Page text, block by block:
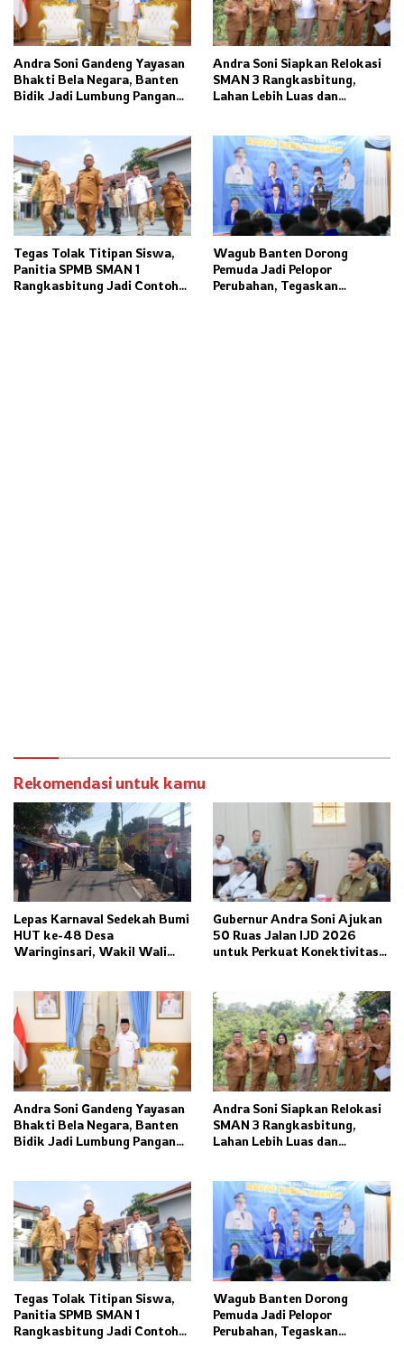
Andra Soni Gandeng Yayasan
Bhakti Bela Negara, Banten
Bidik Jadi Lumbung Pangan
Andra Soni Siapkan Relokasi
SMAN 3 Rangkasbitung,
Lahan Lebih Luas dan
Tegas Tolak Titipan Siswa,
Panitia SPMB SMAN 1
Rangkasbitung Jadi Contoh
Wagub Banten Dorong
Pemuda Jadi Pelopor
Perubahan, Tegaskan
Rekomendasi untuk kamu
Lepas Karnaval Sedekah Bumi
HUT ke-48 Desa
Waringinsari, Wakil Wali
Pelestarian Budaya
Gubernur Andra Soni Ajukan
50 Ruas Jalan IJD 2026
untuk Perkuat Konektivitas
Andra Soni Gandeng Yayasan
Bhakti Bela Negara, Banten
Bidik Jadi Lumbung Pangan
Andra Soni Siapkan Relokasi
SMAN 3 Rangkasbitung,
Lahan Lebih Luas dan
Tegas Tolak Titipan Siswa,
Panitia SPMB SMAN 1
Rangkasbitung Jadi Contoh
Wagub Banten Dorong
Pemuda Jadi Pelopor
Perubahan, Tegaskan